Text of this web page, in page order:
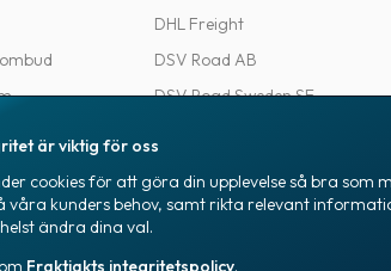
DHL Freight
DSV Road AB
DSV Road Sweden SE
PostNord Sverige AB
är viktig för oss
cookies för att göra din upplevelse så bra som
våra kunders behov, samt rikta relevant
ändra dina val.
Fraktjakts integritetspolicy.